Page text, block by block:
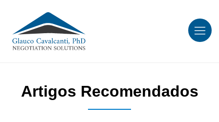
Artigos Recomendados